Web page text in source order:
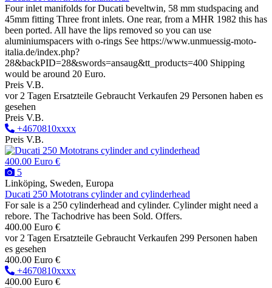
Four inlet manifolds for Ducati beveltwin, 58 mm studspacing and
45mm fitting Three front inlets. One rear, from a MHR 1982 this has
been ported. All have the lips removed so you can use
aluminiumspacers with o-rings See https://www.unmuessig-moto-
italia.de/index.php?
28&backPID=28&swords=ansaug&tt_products=400 Shipping
would be around 20 Euro.
Preis V.B.
vor 2 Tagen Ersatzteile Gebraucht Verkaufen 29 Personen haben es
gesehen
Preis V.B.
+4670810xxxx
Preis V.B.
400.00 Euro €
5
Linköping, Sweden, Europa
Ducati 250 Mototrans cylinder and cylinderhead
For sale is a 250 cylinderhead and cylinder. Cylinder might need a
rebore. The Tachodrive has been Sold. Offers.
400.00 Euro €
vor 2 Tagen Ersatzteile Gebraucht Verkaufen 299 Personen haben
es gesehen
400.00 Euro €
+4670810xxxx
400.00 Euro €